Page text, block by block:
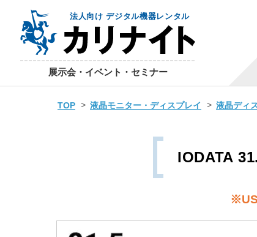
法人向け デジタル機器レンタル
展示会・イベント・セミナー
TOP 液晶モニター・ディスプレイ 液晶ディ
IODATA
※